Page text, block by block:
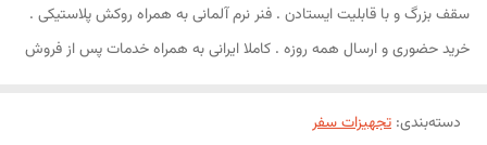
سقف بزرگ و با قابلیت ایستادن . فنر نرم آلمانی به همراه روکش پلاستیکی .
خرید حضوری و ارسال همه روزه . کاملا ایرانی به همراه خدمات پس از فروش
دسته‌بندی: تجهیزات سفر